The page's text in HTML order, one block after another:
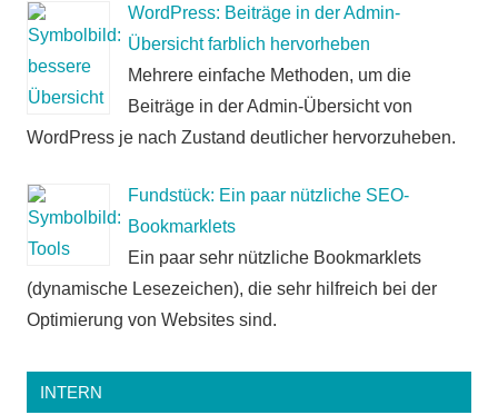
WordPress: Beiträge in der Admin-
Übersicht farblich hervorheben
Mehrere einfache Methoden, um die
Beiträge in der Admin-Übersicht von
WordPress je nach Zustand deutlicher hervorzuheben.
Fundstück: Ein paar nützliche SEO-
Bookmarklets
Ein paar sehr nützliche Bookmarklets
(dynamische Lesezeichen), die sehr hilfreich bei der
Optimierung von Websites sind.
INTERN